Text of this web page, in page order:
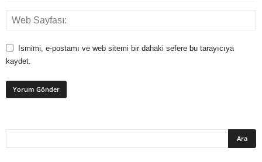
Ismimi, e-postamı ve web sitemi bir dahaki sefere bu tarayıcıya
kaydet.